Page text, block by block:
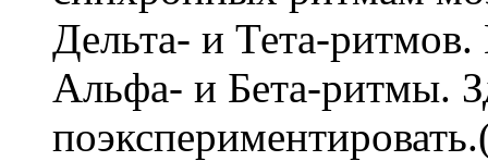
Дельта- и Тета-
Альфа- и Бета-ритмы.